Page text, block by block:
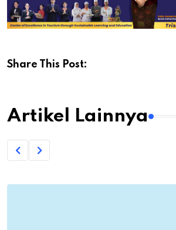
Share This Post:
Artikel Lainnya